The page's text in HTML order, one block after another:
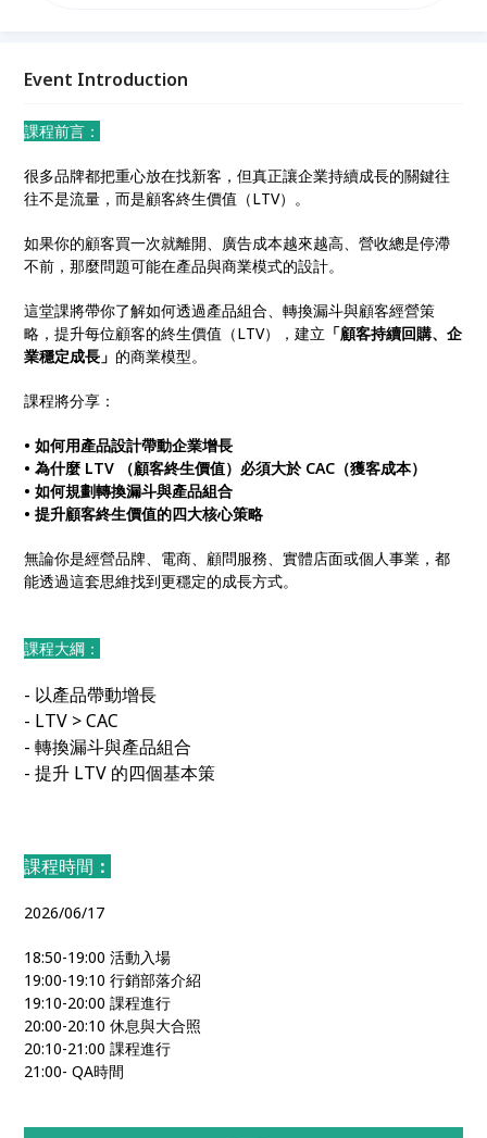
Event Introduction
課程前言：
很多品牌都把重心放在找新客，但真正讓企業持續成長的關鍵往
往不是流量，而是顧客終生價值（LTV）。
如果你的顧客買一次就離開、廣告成本越來越高、營收總是停滯
不前，那麼問題可能在產品與商業模式的設計。
這堂課將帶你了解如何透過產品組合、轉換漏斗與顧客經營策
略，提升每位顧客的終生價值（LTV），建立 「顧客持續回購、企
業穩定成長」 的商業模型。
課程將分享：
• 如何用產品設計帶動企業增長
• 為什麼 LTV （顧客終生價值）必須大於 CAC（獲客成本）
• 如何規劃轉換漏斗與產品組合
• 提升顧客終生價值的四大核心策略
無論你是經營品牌、電商、顧問服務、實體店面或個人事業，都
能透過這套思維找到更穩定的成長方式。
課程大綱：
- 以產品帶動增長
- LTV > CAC
- 轉換漏斗與產品組合
- 提升 LTV 的四個基本策
課程時間 ：
2026/06/17
18:50-19:00 活動入場
19:00-19:10 行銷部落介紹
19:10-20:00 課程進行
20:00-20:10 休息與大合照
20:10-21:00 課程進行
21:00- QA時間